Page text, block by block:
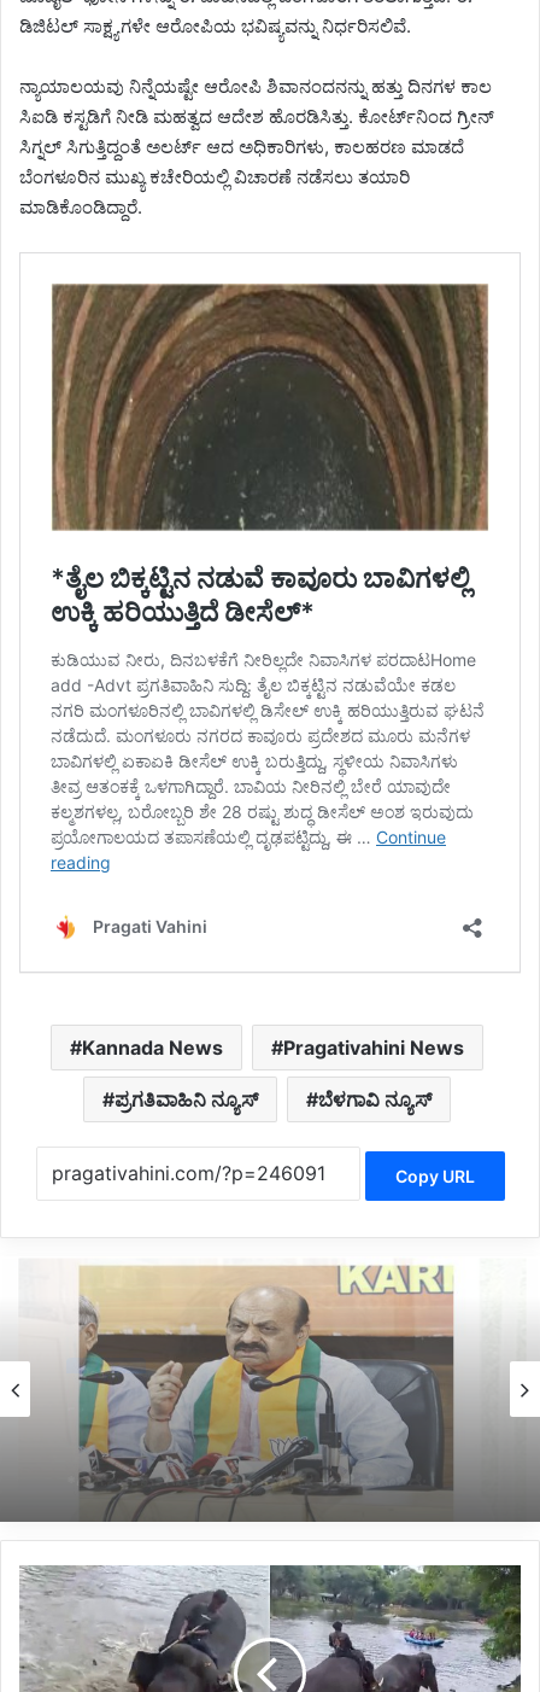
ಡಿಜಿಟಲ್ ಸಾಕ್ಷ್ಯಗಳೇ ಆರೋಪಿಯ ಭವಿಷ್ಯವನ್ನು ನಿರ್ಧರಿಸಲಿವೆ.
ನ್ಯಾಯಾಲಯವು ನಿನ್ನೆಯಷ್ಟೇ ಆರೋಪಿ ಶಿವಾನಂದನನ್ನು ಹತ್ತು ದಿನಗಳ ಕಾಲ
ಸಿಐಡಿ ಕಸ್ಟಡಿಗೆ ನೀಡಿ ಮಹತ್ವದ ಆದೇಶ ಹೊರಡಿಸಿತ್ತು. ಕೋರ್ಟ್‌ನಿಂದ ಗ್ರೀನ್
ಸಿಗ್ನಲ್ ಸಿಗುತ್ತಿದ್ದಂತೆ ಅಲರ್ಟ್ ಆದ ಅಧಿಕಾರಿಗಳು, ಕಾಲಹರಣ ಮಾಡದೆ
ಬೆಂಗಳೂರಿನ ಮುಖ್ಯ ಕಚೇರಿಯಲ್ಲಿ ವಿಚಾರಣೆ ನಡೆಸಲು ತಯಾರಿ
ಮಾಡಿಕೊಂಡಿದ್ದಾರೆ.
Kannada News Pragativahini News
ಪ್ರಗತಿವಾಹಿನಿ ನ್ಯೂಸ್ ಬೆಳಗಾವಿ ನ್ಯೂಸ್
Copy URL
Politics
6 hours ago
*ಹೊರಟ್ಟಿಯವರಿಂದ ರಾಜೀನಾಮೆ ಪಡೆದ ಸರ್ಕಾರದ ನಡೆ
ಪರಿಷತ್ ಇಹಾಸದಲ್ಲಿ ಕಪ್ಪು ಚುಕ್ಕೆ:ಬಸವರಾಜ ಬೊಮ್ಮಾಯಿ*
*ದುಬಾರೆ
ಆನೆ
ಶಿಬಿರದಲ್ಲಿ
ಕಾಳಗ:
ಗಾಯಗೊಂಡಿದ್ದ